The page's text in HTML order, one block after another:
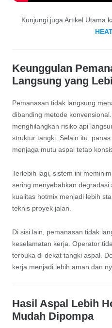
Kunjungi juga Artikel Utama
Keunggulan
Langsung yang
Pemanasan tidak langsung
dibanding metode
menghilangkan risiko api
struktur tangki. Selain itu,
menjaga mutu aspal tetap
Terlebih lagi, sistem ini
sering menyebabkan degradasi
kualitas hotmix menjadi lebih
teknis proyek jalan.
Di sisi lain, pemanasan tidak
keselamatan kerja. Operator
terbuka di dekat tangki aspal.
kerja menjadi lebih aman dan
Hasil Aspal Lebih
Mudah Dipompa